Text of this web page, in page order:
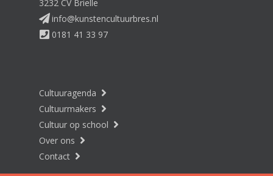
3232 CV Brielle
info@kunstencultuurbres.nl
0181 41 33 97
Cultuuragenda
Cultuurmakers
Cultuur op school
Over ons
Contact